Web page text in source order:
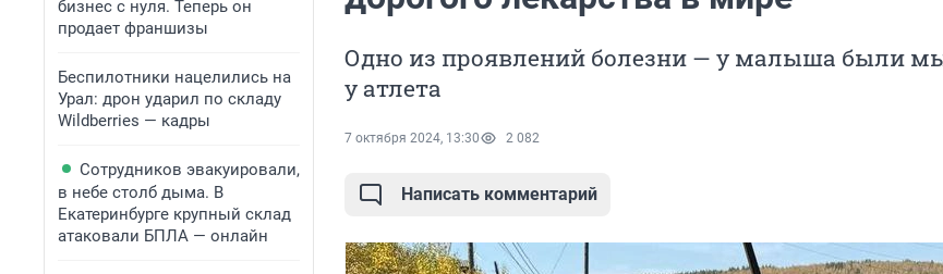
бизнес с нуля. Теперь он
продает франшизы
Беспилотники нацелились на
Урал: дрон ударил по складу
Wildberries — кадры
Сотрудников эвакуировали,
в небе столб дыма. В
Екатеринбурге крупный склад
атаковали БПЛА — онлайн
Одно из проявлений болезни — у малыша были
у атлета
7 октября 2024, 13:30 2 082
Написать комментарий